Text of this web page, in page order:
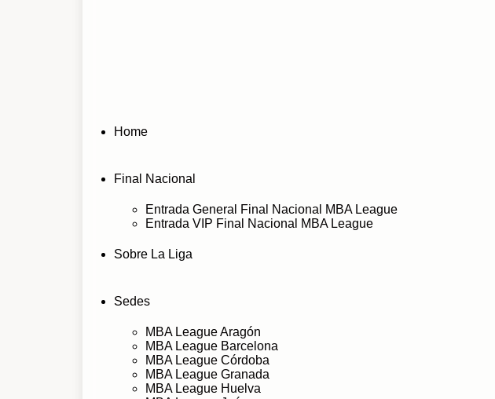
Home
Final Nacional
Entrada General Final Nacional MBA League
Entrada VIP Final Nacional MBA League
Sobre La Liga
Sedes
MBA League Aragón
MBA League Barcelona
MBA League Córdoba
MBA League Granada
MBA League Huelva